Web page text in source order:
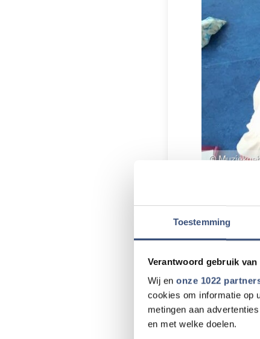
Toestemming
Verantwoord gebruik van
Wij en onze 1022
cookies om informatie op
metingen aan
en met welke doelen.
van de
met 4 jaar en
De cursus,
zingen.